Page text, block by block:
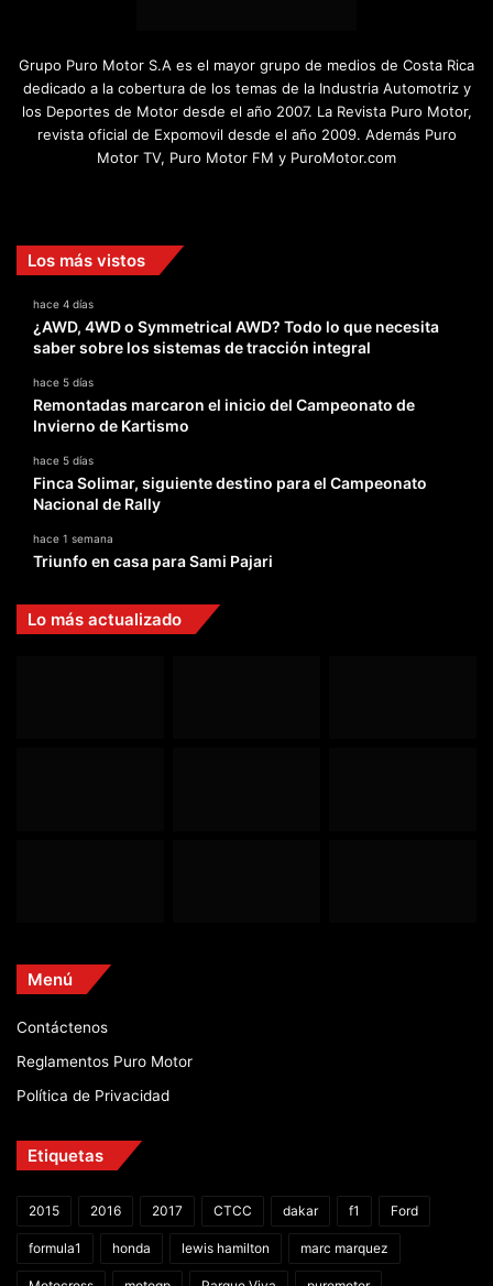
Grupo Puro Motor S.A es el mayor grupo de medios de Costa Rica
dedicado a la cobertura de los temas de la Industria Automotriz y
los Deportes de Motor desde el año 2007. La Revista Puro Motor,
revista oficial de Expomovil desde el año 2009. Además Puro
Motor TV, Puro Motor FM y PuroMotor.com
Los más vistos
hace 4 días
¿AWD, 4WD o Symmetrical AWD? Todo lo que necesita
saber sobre los sistemas de tracción integral
hace 5 días
Remontadas marcaron el inicio del Campeonato de
Invierno de Kartismo
hace 5 días
Finca Solimar, siguiente destino para el Campeonato
Nacional de Rally
hace 1 semana
Triunfo en casa para Sami Pajari
Lo más actualizado
Menú
Contáctenos
Reglamentos Puro Motor
Política de Privacidad
Etiquetas
2015 2016 2017 CTCC dakar f1 Ford
formula1 honda lewis hamilton marc marquez